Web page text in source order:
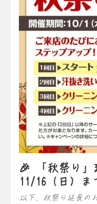
🎉 「秋祭り」
11/16（日）ま
以下、秋祭り延長の